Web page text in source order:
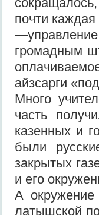
почти
громадным
айзсарги
Много
часть
казенных и
были
закрытых
и его
А
латышской